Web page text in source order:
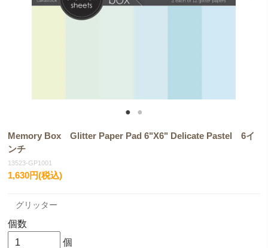
Memory Box Glitter Paper Pad 6"X6" Delicate Pastel 6イ
ンチ
13523-GP1001
1,630円(税込)
グリッター
個数
個